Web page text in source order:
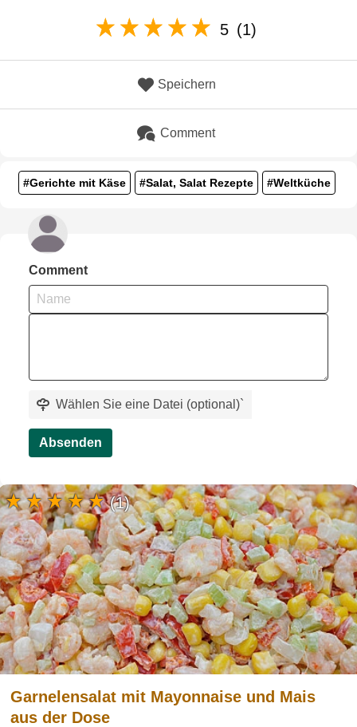
5 (1)
Speichern
Comment
#Gerichte mit Käse #Salat, Salat Rezepte #Weltküche
Comment
Wählen Sie eine Datei (optional)`
Absenden
Garnelensalat mit Mayonnaise und Mais
aus der Dose
(1)